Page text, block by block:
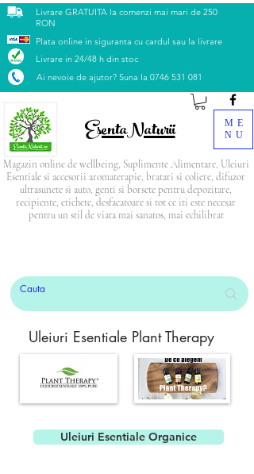
EsentaNaturii
Livrare GRATUITA la comenzi mai mari de 250
RON
Plata online in siguranta cu cardul sau la livrare
Livrare in 24/48 h din stoc
Ai nevoie de ajutor? Suna la 0746 531 081
ME
NU
Magazin online de wellbeing, Suplimente Alimentare, Uleiuri
Esentiale si accesorii aromaterapie, bratari si coliere, difuzor
ultrasunete si auto, genti si borsete pentru depozitare,
recipiente, etichete, desfacatoare si tot ce iti este necesar
pentru un stil de viata mai sanatos, mai echilibrat
Uleiuri Esentiale Plant Therapy
Uleiuri Esentiale Organice